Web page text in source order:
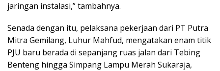
jaringan instalasi,” tambahnya.
Senada dengan itu, pelaksana pekerjaan dari PT Putra
Mitra Gemilang, Luhur Mahfud, mengatakan enam titik
PJU baru berada di sepanjang ruas jalan dari Tebing
Benteng hingga Simpang Lampu Merah Sukaraja,